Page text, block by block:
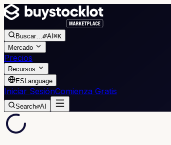
Buscar… AI ⌘K
Mercado
Precios
Recursos
ES Language
Iniciar SesiónComienza Gratis
Search AI